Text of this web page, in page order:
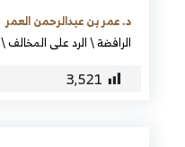
د. عمر بن عبدالرحمن العمر
الرافضة\الرد على المخالف\
3٬521